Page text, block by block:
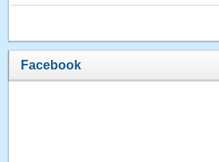
Facebook